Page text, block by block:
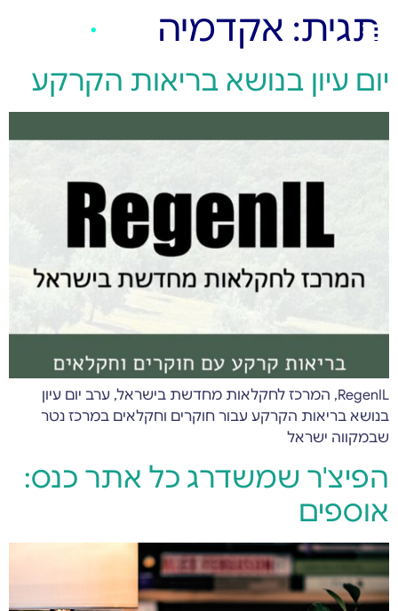
תגית: אקדמיה
יום עיון בנושא בריאות הקרקע
RegenIL, המרכז לחקלאות מחדשת בישראל, ערב יום עיון
בנושא בריאות הקרקע עבור חוקרים וחקלאים במרכז נטר
שבמקווה ישראל
הפיצ'ר שמשדרג כל אתר כנס:
אוספים